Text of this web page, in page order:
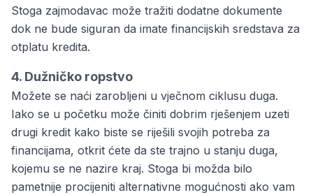
Stoga zajmodavac može tražiti dodatne dokumente
dok ne bude siguran da imate financijskih sredstava za
otplatu kredita.
4. Dužničko ropstvo
Možete se naći zarobljeni u vječnom ciklusu duga.
Iako se u početku može činiti dobrim rješenjem uzeti
drugi kredit kako biste se riješili svojih potreba za
financijama, otkrit ćete da ste trajno u stanju duga,
kojemu se ne nazire kraj. Stoga bi možda bilo
pametnije procijeniti alternativne mogućnosti ako vam